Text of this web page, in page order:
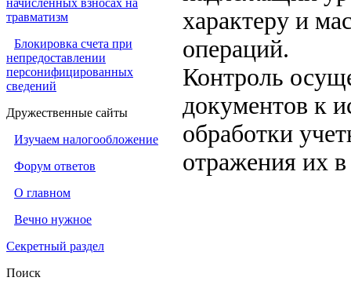
начисленных взносах на
травматизм
Блокировка счета при
непредоставлении
персонифицированных
сведений
Дружественные сайты
Изучаем налогообложение
Форум ответов
О главном
Вечно нужное
Секретный раздел
Поиск
характеру и
операций.
Контроль
документов к
обработки
отражения их в